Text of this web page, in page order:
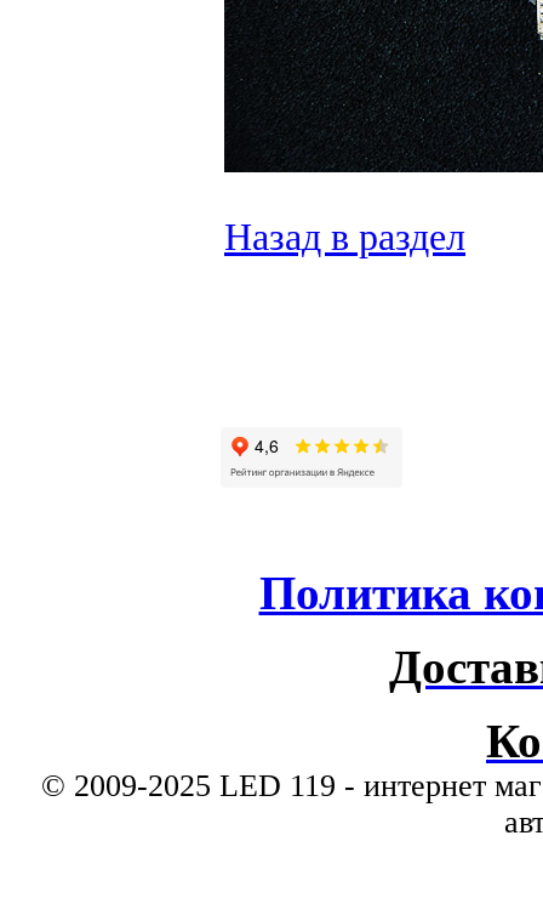
Назад в раздел
Политика
© 2009-2025 LED 119 - интернет